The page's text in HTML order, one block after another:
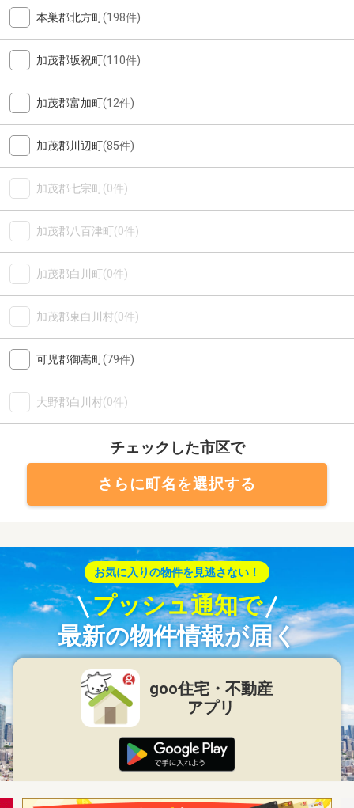
本巣郡北方町(198件)
加茂郡坂祝町(110件)
加茂郡富加町(12件)
加茂郡川辺町(85件)
加茂郡七宗町(0件)
加茂郡八百津町(0件)
加茂郡白川町(0件)
加茂郡東白川村(0件)
可児郡御嵩町(79件)
大野郡白川村(0件)
チェックした市区で
さらに町名を選択する
お気に入りの物件を見逃さない！
プッシュ通知で
最新の物件情報が届く
goo住宅・不動産
アプリ